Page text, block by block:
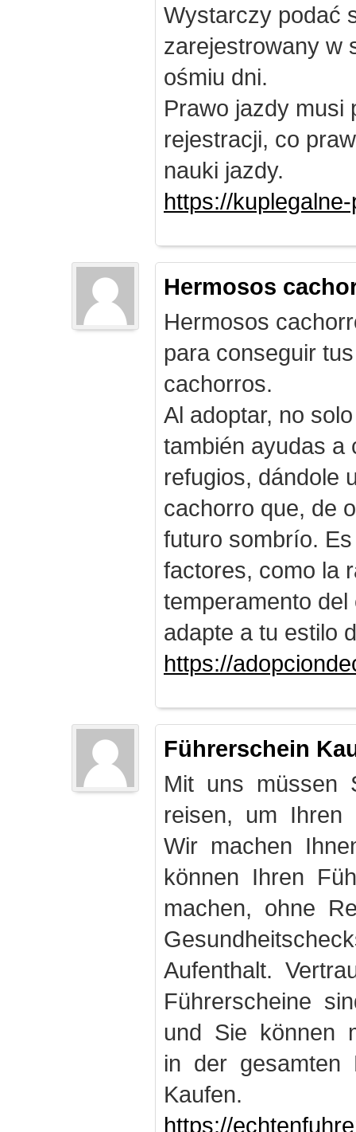
Wystarczy podać
zarejestrowany w
ośmiu dni.
Prawo jazdy musi
rejestracji, co
nauki jazdy.
https://
Hermosos
Hermosos
para conseguir
cachorros.
Al adoptar, no
también ayudas a
refugios, dándole
cachorro que, de
futuro sombrío.
factores, como la
temperamento
adapte a tu estilo
https://
Führerschein
Mit uns müssen
reisen, um Ihren
Wir machen
können Ihren
machen, ohne
Aufenthalt.
Führerscheine
und Sie können
in der gesamten
Kaufen.
https://